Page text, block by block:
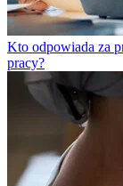
Kto odpowiada za
pracy?